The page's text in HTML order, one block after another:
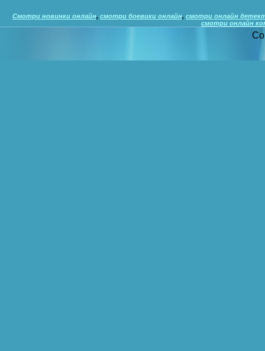
Смотри новинки онлайн, смотри боевики онлайн, смотри онлайн
смотри онлайн